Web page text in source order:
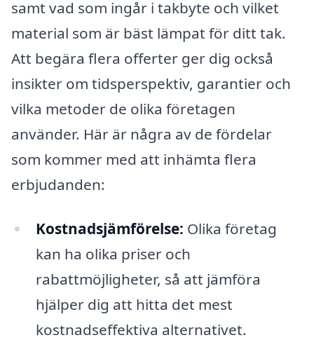
samt vad som ingår i takbyte och vilket
material som är bäst lämpat för ditt tak.
Att begära flera offerter ger dig också
insikter om tidsperspektiv, garantier och
vilka metoder de olika företagen
använder. Här är några av de fördelar
som kommer med att inhämta flera
erbjudanden:
Kostnadsjämförelse: Olika företag
kan ha olika priser och
rabattmöjligheter, så att jämföra
hjälper dig att hitta det mest
kostnadseffektiva alternativet.